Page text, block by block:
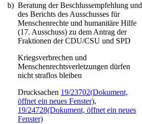
b) Beratung der Beschlussempfehlung und
des Berichts des Ausschusses für
Menschenrechte und humanitäre Hilfe
(17. Ausschuss) zu dem Antrag der
Fraktionen der CDU/CSU und SPD
Kriegsverbrechen und
Menschenrechtsverletzungen dürfen
nicht straflos bleiben
Drucksachen 19/23702(Dokument,
öffnet ein neues Fenster),
19/24728(Dokument, öffnet ein neues
Fenster)